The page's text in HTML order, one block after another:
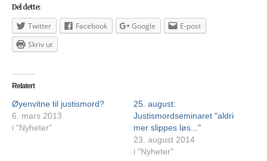
Del dette:
Twitter Facebook Google
E-post
Skriv ut
Relatert
Øyenvitne til justismord?
6. mars 2013
i "Nyheter"
25. august:
Justismordseminaret "aldri
mer slippes løs..."
23. august 2014
i "Nyheter"